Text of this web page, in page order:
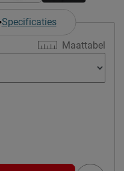
Specificaties
Maattabel